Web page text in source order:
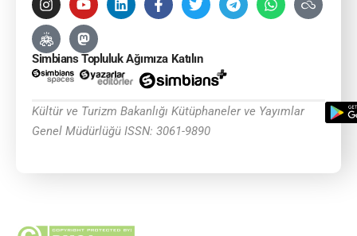
Simbians Topluluk Ağımıza Katılın
Kültür ve Turizm Bakanlığı Kütüphaneler ve Yayımlar
Genel Müdürlüğü ISSN: 3061-9890